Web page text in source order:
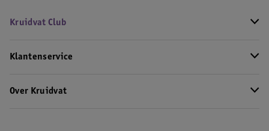
Kruidvat Club
Klantenservice
Over Kruidvat